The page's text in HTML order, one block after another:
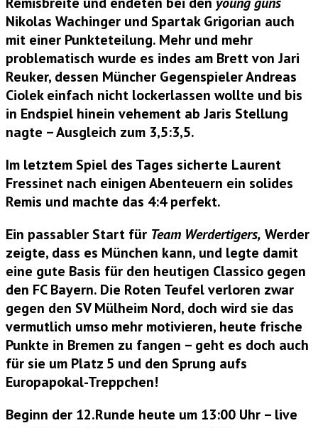
Nikolas Wachinger und Spartak Grigorian auch
mit einer Punkteteilung. Mehr und mehr
problematisch wurde es indes am Brett von Jari
Reuker, dessen Müncher GegenspielerAndreas
Ciolekeinfach nicht lockerlassen wollte und bis
in Endspiel hinein vehement ab Jaris Stellung
nagte – Ausgleich zum 3,5:3,5.
Im letztem Spiel des Tages sicherte Laurent
Fressinet nach einigen Abenteuern ein solides
Remis und machte das 4:4 perfekt.
Ein passabler Start für Team Werdertigers, Werder
zeigte, dass es München kann, und legte damit
eine gute Basis für den heutigen Classico gegen
den FC Bayern. Die Roten Teufel verloren zwar
gegen den SV Mülheim Nord, doch wird sie das
vermutlich umso mehr motivieren, heute frische
Punkte in Bremen zu fangen – geht es doch auch
für sie um Platz 5 und den Sprung aufs
Europapokal-Treppchen!
Beginn der 12.Runde heute um 13:00 Uhr – live